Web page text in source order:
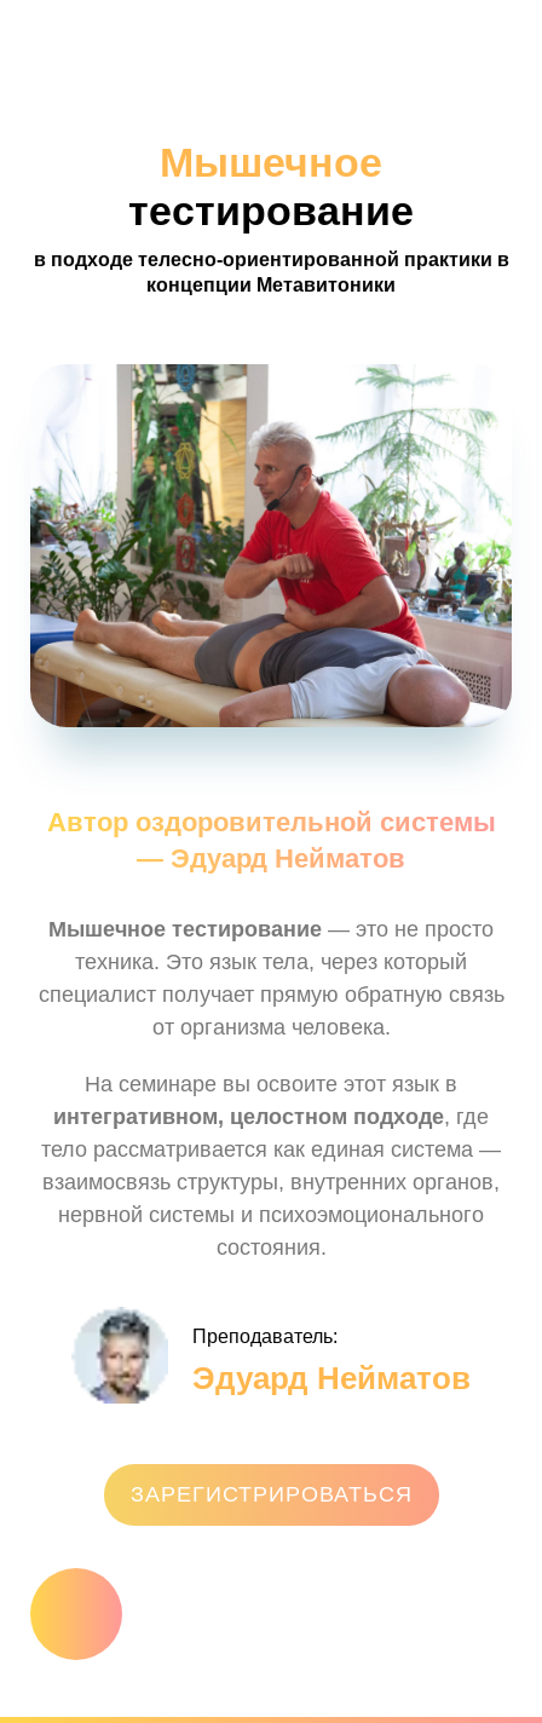
Мышечное
тестирование
в подходе телесно-ориентированной практики в
концепции Метавитоники
Автор оздоровительной системы
— Эдуард Нейматов
Мышечное тестирование — это не просто
техника. Это язык тела, через который
специалист получает прямую обратную связь
от организма человека.
На семинаре вы освоите этот язык в
интегративном, целостном подходе, где
тело рассматривается как единая система —
взаимосвязь структуры, внутренних органов,
нервной системы и психоэмоционального
состояния.
Преподаватель:
Эдуард Нейматов
ЗАРЕГИСТРИРОВАТЬСЯ